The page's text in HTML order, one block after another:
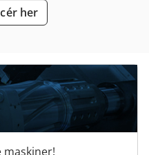
her